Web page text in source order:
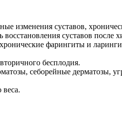
изменения суставов,
суставов
фарингиты и
бесплодия.
себорейные дерматозы,
веса.